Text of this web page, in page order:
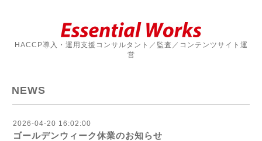
HACCP導入・運用支援コンサルタント／監査／コンテンツサイト運
営
NEWS
2026-04-20 16:02:00
ゴールデンウィーク休業のお知らせ